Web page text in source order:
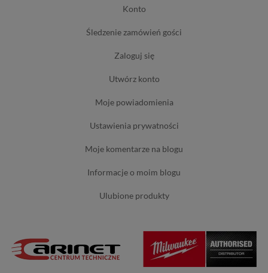
konto
śledzenie zamówień gości
zaloguj się
utwórz konto
moje powiadomienia
ustawienia prywatności
moje komentarze na blogu
informacje o moim blogu
ulubione produkty